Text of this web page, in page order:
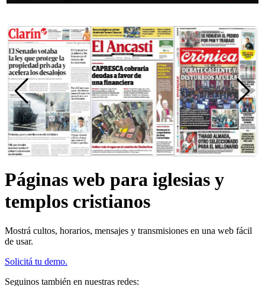
Páginas web para iglesias y
templos cristianos
Mostrá cultos, horarios, mensajes y transmisiones en una web fácil
de usar.
Solicitá tu demo.
Seguinos también en nuestras redes: